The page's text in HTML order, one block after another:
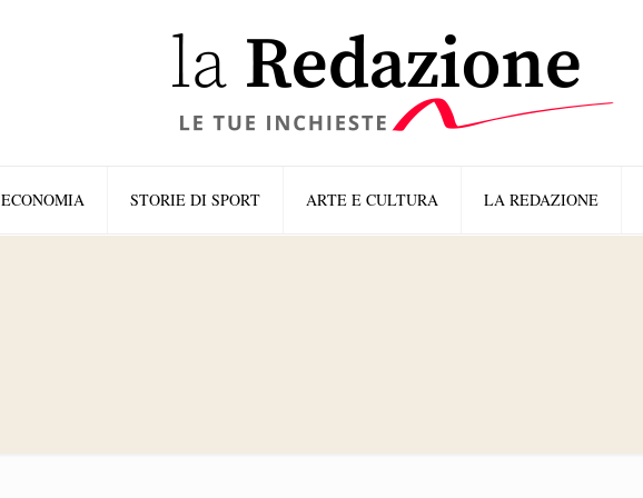
ECONOMIA STORIE DI SPORT ARTE E CULTURA LA REDAZIONE